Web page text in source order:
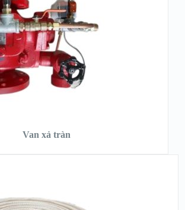
XEM CHI TIẾT
Van xả tràn
XEM NHANH